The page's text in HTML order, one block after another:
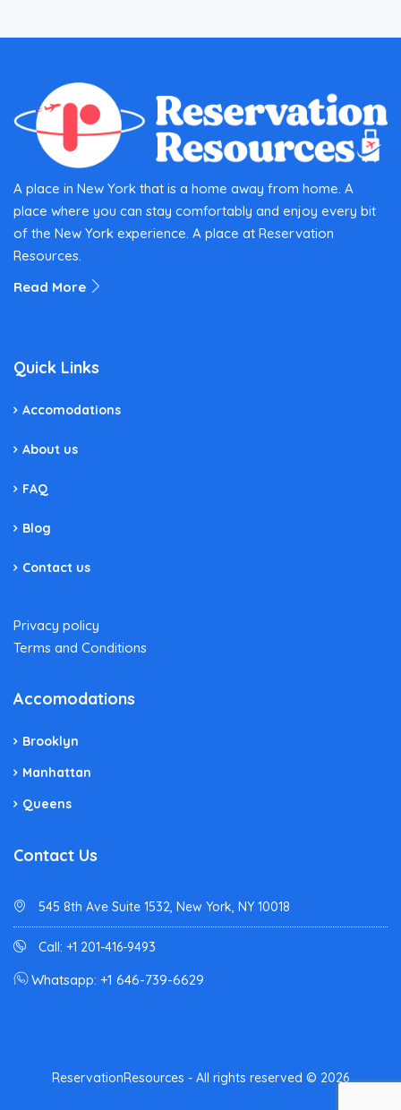
A place in New York that is a home away from home. A
place where you can stay comfortably and enjoy every bit
of the New York experience. A place at Reservation
Resources.
Read More
Quick Links
Accomodations
About us
FAQ
Blog
Contact us
Privacy policy
Terms and Conditions
Accomodations
Brooklyn
Manhattan
Queens
Contact Us
545 8th Ave Suite 1532, New York, NY 10018
Call: +1 201-416-9493
Whatsapp: +1 646-739-6629
ReservationResources - All rights reserved © 2026